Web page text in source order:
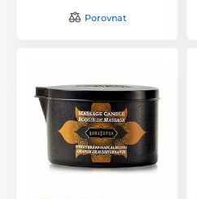
Porovnat